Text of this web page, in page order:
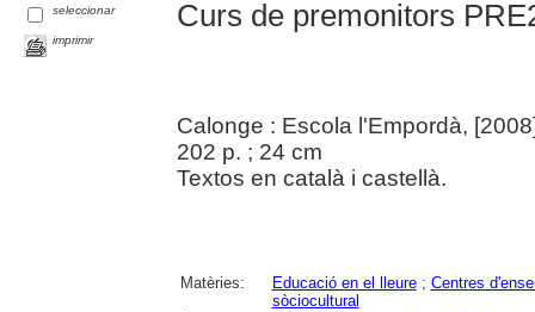
seleccionar
imprimir
Curs de premonitors
Calonge : Escola l'Empordà,
202 p. ; 24 cm
Textos en català i castellà.
Matèries: Educació en el lleure; Centres
sòciocultural